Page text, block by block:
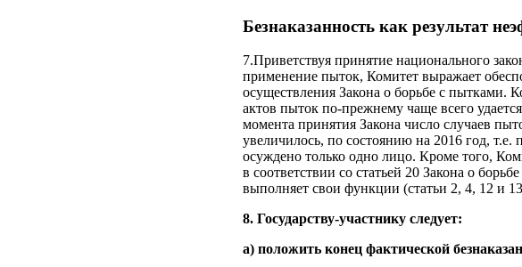
Безнаказанность как результат
7.Приветствуя принятие национального
применение пыток, Комитет выражает
осуществления Закона о борьбе с пытками.
актов пыток по-прежнему чаще всего
момента принятия Закона число случаев
увеличилось, по состоянию на 2016 год,
осуждено только одно лицо. Кроме того,
в соответствии со статьей 20 Закона о
выполняет свои функции (статьи 2, 4, 12 и
8. Государству-участнику следует:
a) положить конец фактической